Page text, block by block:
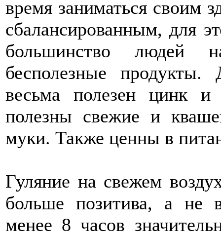
время заниматься своим
сбалансированным, для
большинство людей
бесполезные
весьма полезен цинк
полезны свежие и
муки. Также ценны в
Гуляние на свежем
больше позитива, а не
менее 8 часов